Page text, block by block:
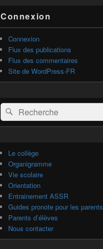
Connexion
Connexion
Flux des publications
Flux des commentaires
Site de WordPress-FR
Recherche :Rechercher
Le collège
Organigramme
Vie scolaire
Orientation
Entrainement ASSR
Guides pronote pour les parents
Parents d’élèves
Nous contacter